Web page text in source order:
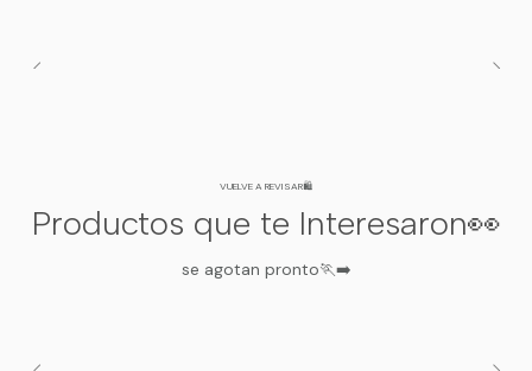
VUELVE A REVISAR🛍️
Productos que te Interesaron👀
se agotan pronto🏃‍➡️